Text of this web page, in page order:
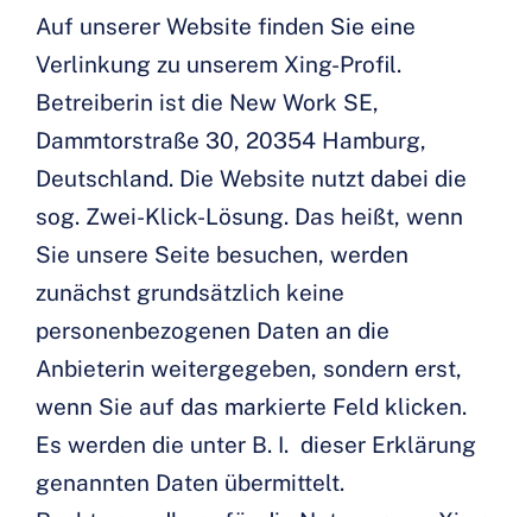
Auf unserer Website finden Sie eine
Verlinkung zu unserem Xing-Profil.
Betreiberin ist die New Work SE,
Dammtorstraße 30, 20354 Hamburg,
Deutschland. Die Website nutzt dabei die
sog. Zwei-Klick-Lösung. Das heißt, wenn
Sie unsere Seite besuchen, werden
zunächst grundsätzlich keine
personenbezogenen Daten an die
Anbieterin weitergegeben, sondern erst,
wenn Sie auf das markierte Feld klicken.
Es werden die unter B. I. dieser Erklärung
genannten Daten übermittelt.